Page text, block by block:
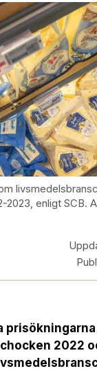
2023, enligt SCB.
2022